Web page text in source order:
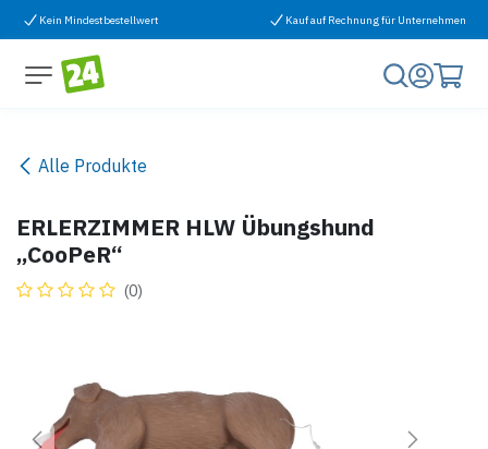
Zum Inhalt springen
Kein Mindestbestellwert Kauf auf Rechnung für Unternehmen
Alle Produkte
ERLERZIMMER HLW Übungshund
„CooPeR“
(0)